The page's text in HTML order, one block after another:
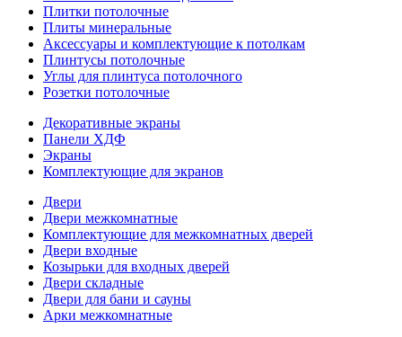
Плитки потолочные
Плиты минеральные
Аксессуары и комплектующие к потолкам
Плинтусы потолочные
Углы для плинтуса потолочного
Розетки потолочные
Декоративные экраны
Панели ХДФ
Экраны
Комплектующие для экранов
Двери
Двери межкомнатные
Комплектующие для межкомнатных дверей
Двери входные
Козырьки для входных дверей
Двери складные
Двери для бани и сауны
Арки межкомнатные